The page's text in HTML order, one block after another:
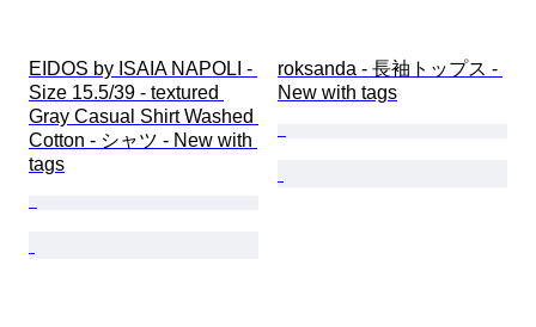
EIDOS by ISAIA NAPOLI -
Size 15.5/39 - textured
Gray Casual Shirt Washed
Cotton - シャツ - New with
tags
roksanda - 長袖トップス -
New with tags